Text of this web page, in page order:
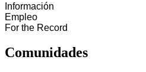
Información
Empleo
For the Record
Comunidades